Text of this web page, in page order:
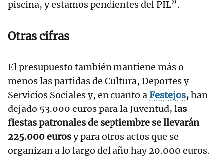
piscina, y estamos pendientes del PIL”.
Otras cifras
El presupuesto también mantiene más o
menos las partidas de Cultura, Deportes y
Servicios Sociales y, en cuanto aFestejos,han
dejado 53.000 euros para la Juventud, las
fiestas patronales de septiembre se llevarán
225.000 eurosy para otros actos que se
organizan a lo largo del año hay 20.000 euros.